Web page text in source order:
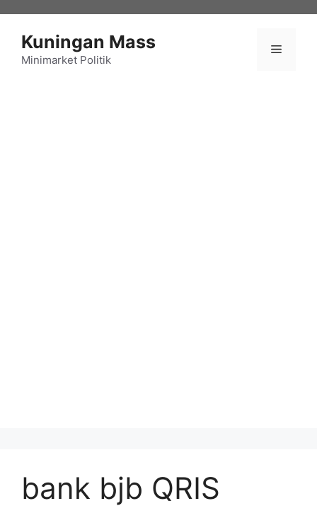
Kuningan Mass
Minimarket Politik
Menu
bank bjb QRIS